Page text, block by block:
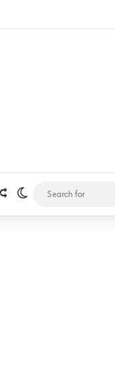
Random Article
Switch skin